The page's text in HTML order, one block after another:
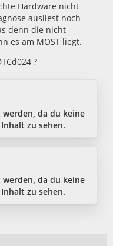
Hardware nicht
ausliest noch
denn die nicht
es am MOST liegt.
?
da du keine
zu sehen.
da du keine
zu sehen.